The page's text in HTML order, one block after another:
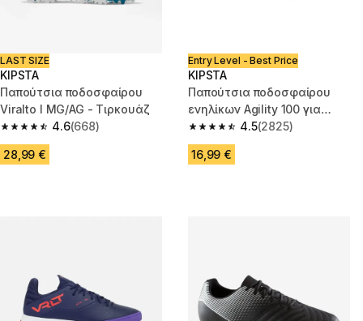
LAST SIZE
KIPSTA
Παπούτσια ποδοσφαίρου
Viralto I MG/AG - Τιρκουάζ
4.6
4.6 out of 5 stars from 668 reviews
(668)
28,99 €
Entry Level - Best Price
KIPSTA
Παπούτσια ποδοσφαίρου
ενηλίκων Agility 100 για
σκληρό χλοοτάπητα TF-
Μαύρο/Λευκό
4.5
4.5 out of 5 stars from 2825
(2825)
16,99 €